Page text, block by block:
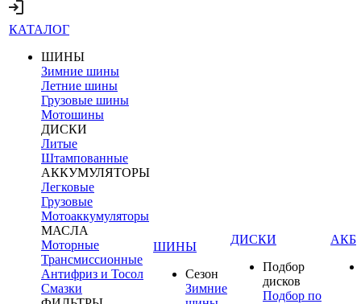
КАТАЛОГ
ШИНЫ
Зимние шины
Летние шины
Грузовые шины
Мотошины
ДИСКИ
Литые
Штампованные
АККУМУЛЯТОРЫ
Легковые
Грузовые
Мотоаккумуляторы
МАСЛА
Моторные
Трансмиссионные
Антифриз и Тосол
Смазки
ШИНЫ
Сезон
Зимние
ДИСКИ
Подбор
дисков
Подбор по
АКБ